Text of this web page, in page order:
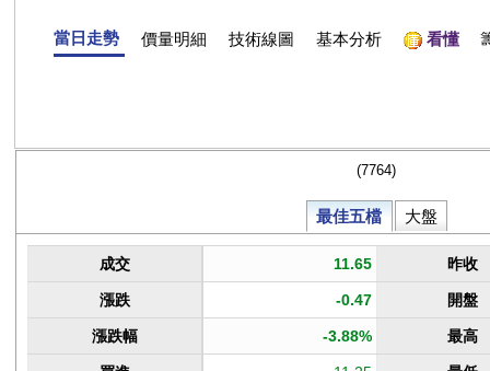
當日走勢 價量明細 技術線圖 基本分析 看懂